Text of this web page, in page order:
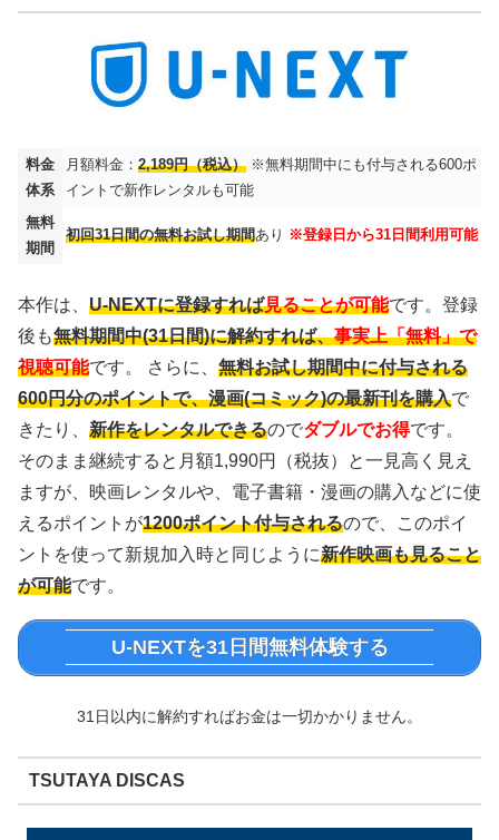
料金
体系
月額料金： 2,189円（税込） ※無料期間中にも付与される600ポ
イントで新作レンタルも可能
無料
期間
初回31日間の無料お試し期間あり ※登録日から31日間利用可能
本作は、 U-NEXTに登録すれば見ることが可能です。登録
後も無料期間中(31日間)に解約すれば、事実上「無料」で
視聴可能です。 さらに、 無料お試し期間中に付与される
600円分のポイントで、漫画(コミック)の最新刊を購入で
きたり、 新作をレンタルできるのでダブルでお得です。
そのまま継続すると月額1,990円（税抜）と一見高く見え
ますが、映画レンタルや、電子書籍・漫画の購入などに使
えるポイントが1200ポイント付与されるので、このポイ
ントを使って新規加入時と同じように新作映画も見ること
が可能です。
U-NEXTを31日間無料体験する
31日以内に解約すればお金は一切かかりません。
TSUTAYA DISCAS